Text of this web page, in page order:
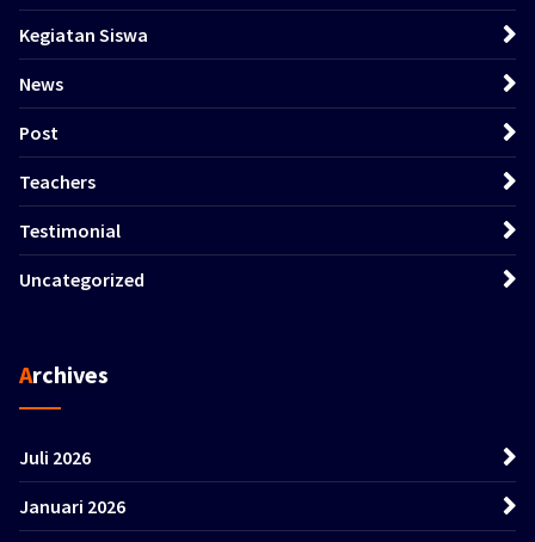
Kegiatan Siswa
News
Post
Teachers
Testimonial
Uncategorized
Archives
Juli 2026
Januari 2026